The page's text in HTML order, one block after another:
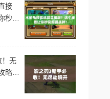
接
秒变
！无
略，